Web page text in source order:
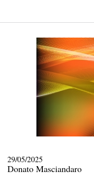
29/05/2025
Donato Masciandaro